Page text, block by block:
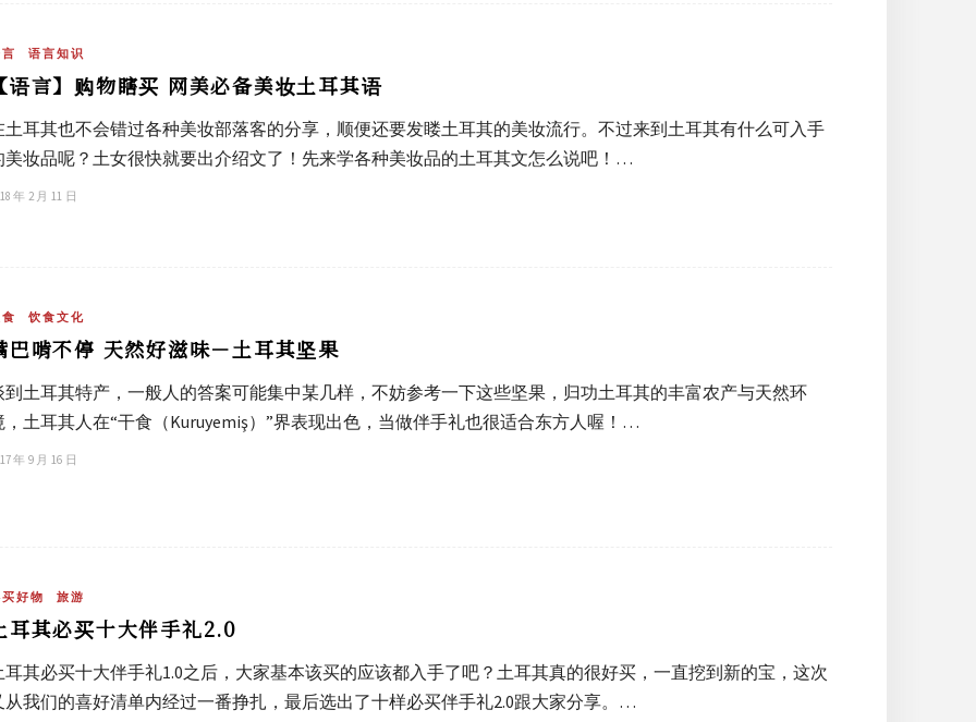
语言知识
语言】购物瞎买 网美必备美妆土耳其语
土耳其也不会错过各种美妆部落客的分享，顺便还要发䁖土耳其的美妆流行。不过来到土耳其有什么可入手
美妆品呢？土女很快就要出介绍文了！先来学各种美妆品的土耳其文怎么说吧！…
年 2 月 11 日
饮食文化
巴啃不停 天然好滋味－土耳其坚果
到土耳其特产，一般人的答案可能集中某几样，不妨参考一下这些坚果，归功土耳其的丰富农产与天然环
，土耳其人在“干食（Kuruyemiş）”界表现出色，当做伴手礼也很适合东方人喔！…
年 9 月 16 日
好物 旅游
耳其必买十大伴手礼2.0
耳其必买十大伴手礼1.0之后，大家基本该买的应该都入手了吧？土耳其真的很好买，一直挖到新的宝，这次
从我们的喜好清单内经过一番挣扎，最后选出了十样必买伴手礼2.0跟大家分享。…